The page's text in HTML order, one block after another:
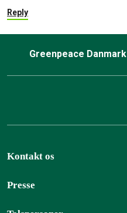
Reply
Greenpeace Danmark
Kontakt os
Presse